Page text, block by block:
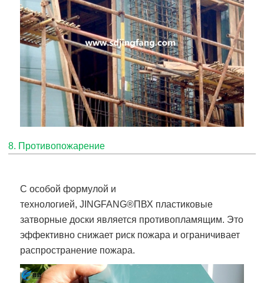
8. Противопожарение
С особой формулой и
технологией,JINGFANG®ПВХ пластиковые
затворные доски является противопламящим. Это
эффективно снижает риск пожара и ограничивает
распространение пожара.